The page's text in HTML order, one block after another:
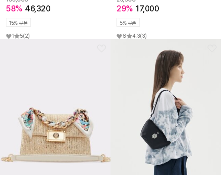
58% 46,320
15% 쿠폰
1 5(2)
29% 17,000
5% 쿠폰
6 4.3(3)